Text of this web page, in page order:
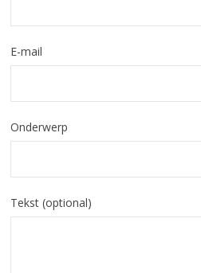
E-mail
Onderwerp
Tekst (optional)